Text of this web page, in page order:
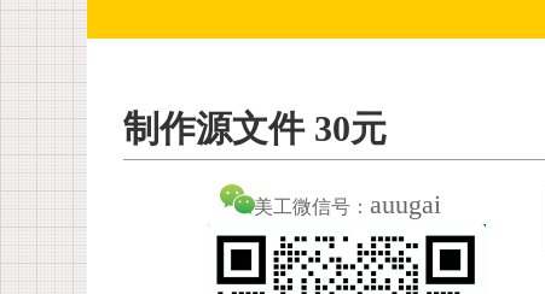
制作源文件 30元
美工微信号： auugai